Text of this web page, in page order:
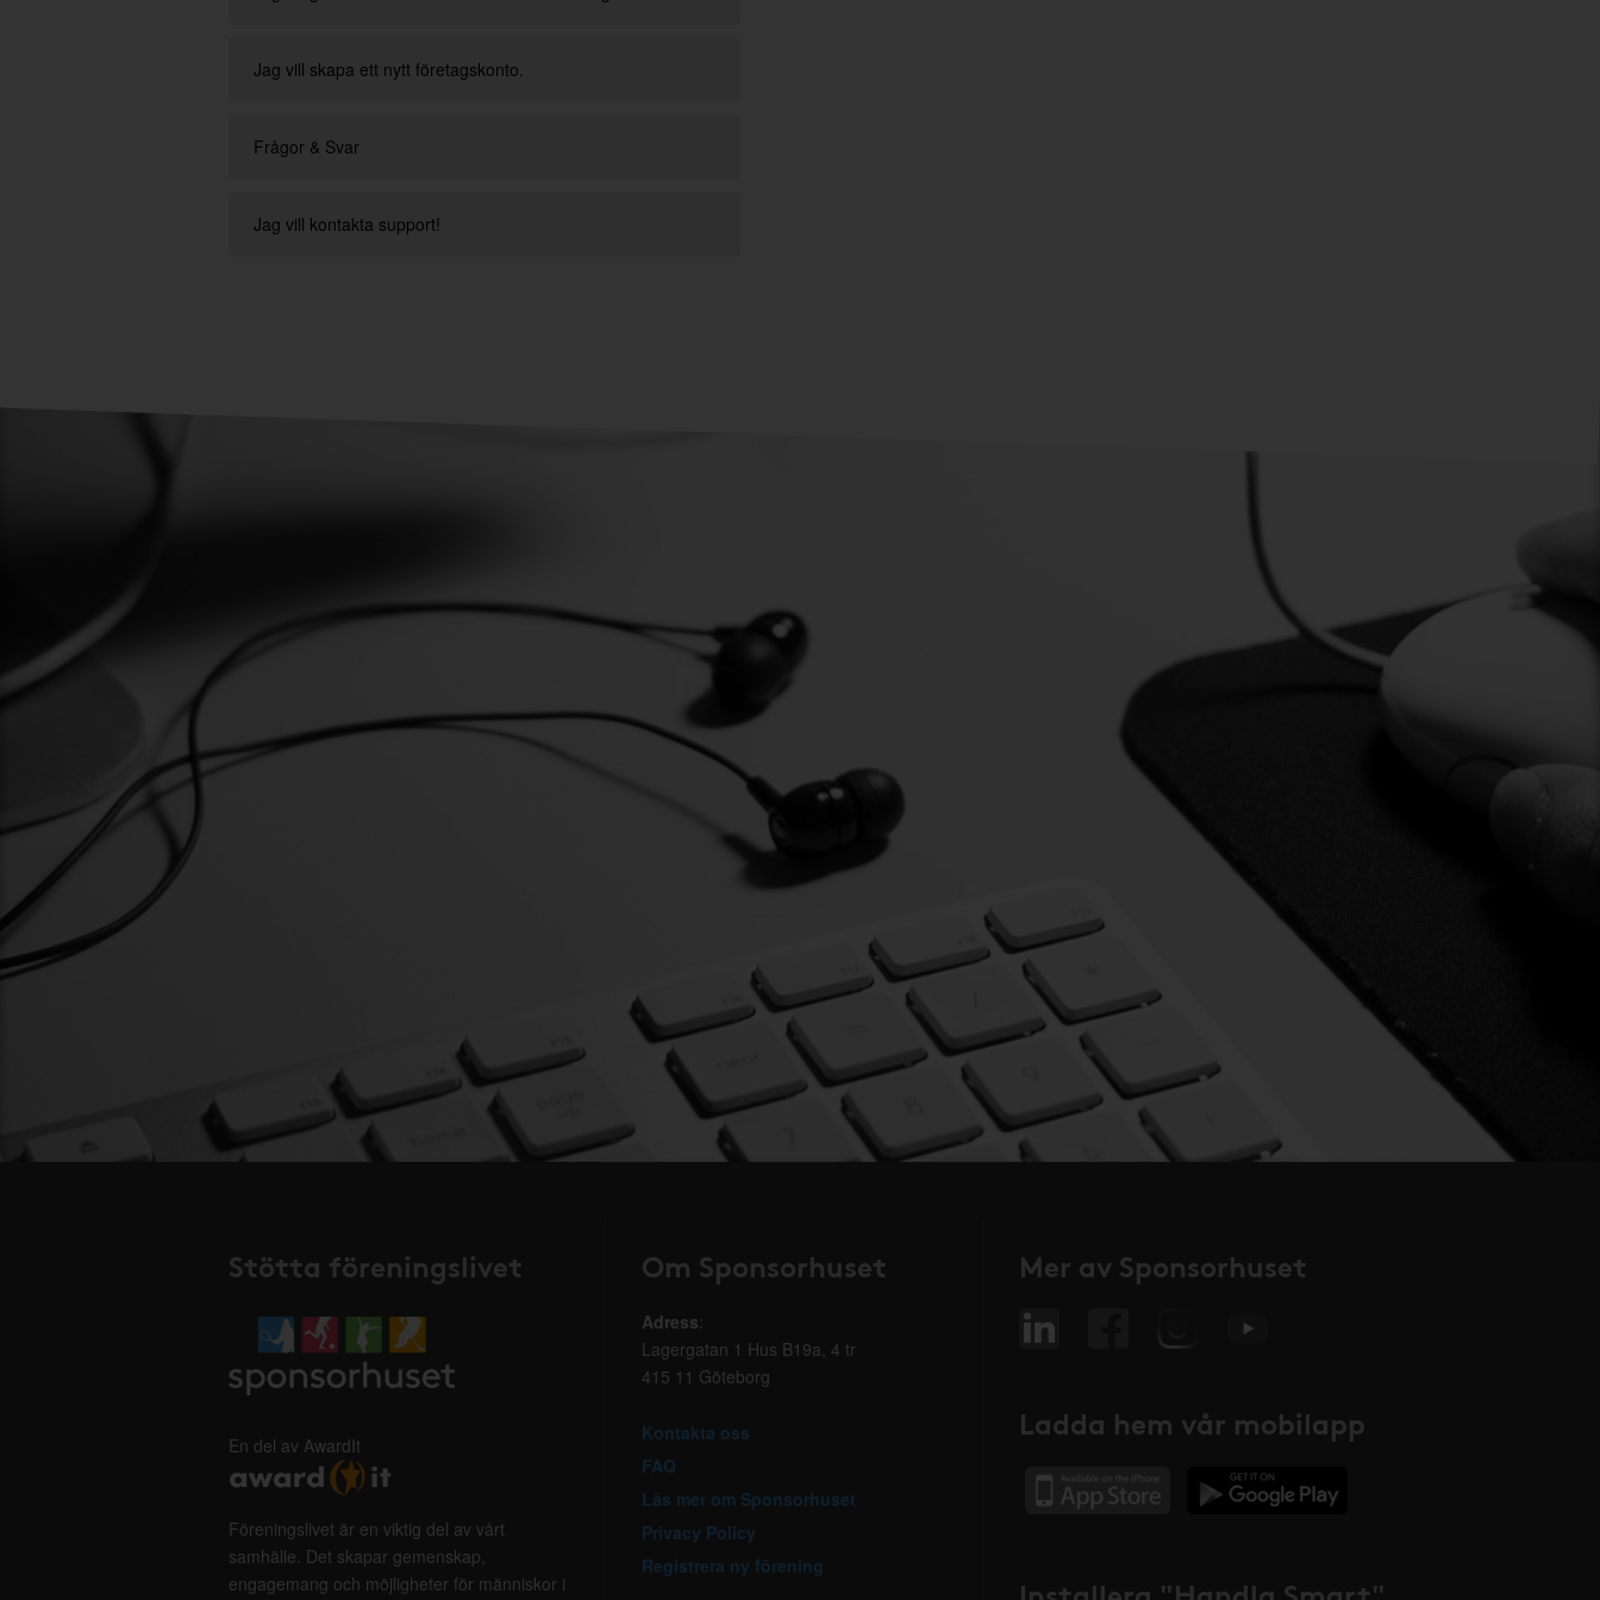
Jag vill skapa ett nytt företagskonto.
Frågor & Svar
Jag vill kontakta support!
Stötta föreningslivet
En del av AwardIt
Föreningslivet är en viktig del av vårt
samhälle. Det skapar gemenskap,
engagemang och möjligheter för människor i
Om Sponsorhuset
Adress:
Lagergatan 1 Hus B19a, 4 tr
415 11 Göteborg
Kontakta oss
FAQ
Läs mer om Sponsorhuset
Privacy Policy
Registrera ny förening
Mer av Sponsorhuset
Ladda hem vår mobilapp